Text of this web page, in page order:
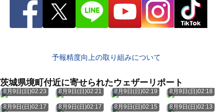
予報精度向上の取り組みについて
茨城県境町付近に寄せられたウェザーリポート
8月9日(日)02:23 8月9日(日)02:21 8月9日(日)02:19 8月9日(日)02:18
8月9日(日)02:17 8月9日(日)02:17 8月9日(日)02:15 8月9日(日)02:13